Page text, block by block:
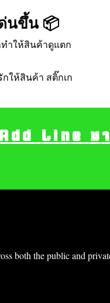
นขึ้น 📦
ทำให้สินค้าดูแตก
ให้สินค้า สติ๊กเก
both the public and
Line ม